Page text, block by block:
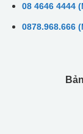
08 4646 4444
0878.968.666